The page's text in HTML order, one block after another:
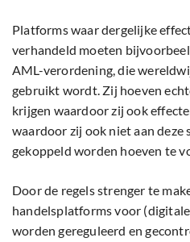
Platforms waar dergelijke
verhandeld moeten
AML-verordening, die
gebruikt wordt. Zij hoeven
krijgen waardoor zij ook
waardoor zij ook niet aan deze
gekoppeld worden hoeven te
Door de regels strenger te
handelsplatforms voor
worden gereguleerd en